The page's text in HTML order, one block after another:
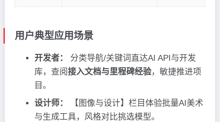
用户典型应用场景
开发者：
分类导航/关键词直达AI API与开发
库，查阅接入文档与里程碑经验，敏捷推进项
目。
设计师：
【图像与设计】栏目体验批量AI美术
与生成工具，风格对比挑选模型。